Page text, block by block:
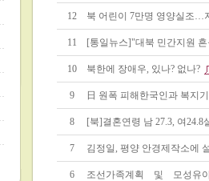
12 북 어린이 7만명 영양실조…
11 [통일뉴스]"대북 민간지원
10 북한에 장애우, 있나? 없나?
9 日 원폭 피해한국인과 복지
8 [북]결혼연령 남 27.3, 여24.8
7 김정일, 평양 안경제작소에
6 조선가족계획 및 모성유